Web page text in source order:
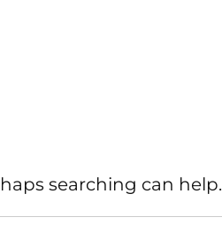
searching can help.